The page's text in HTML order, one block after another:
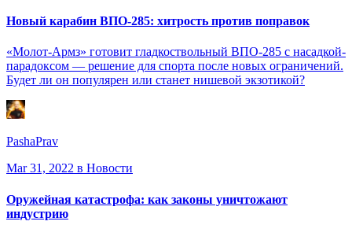
Новый карабин ВПО-285: хитрость против поправок
«Молот-Армз» готовит гладкоствольный ВПО-285 с насадкой-
парадоксом — решение для спорта после новых ограничений.
Будет ли он популярен или станет нишевой экзотикой?
PashaPrav
Mar 31, 2022 в Новости
Оружейная катастрофа: как законы уничтожают
индустрию